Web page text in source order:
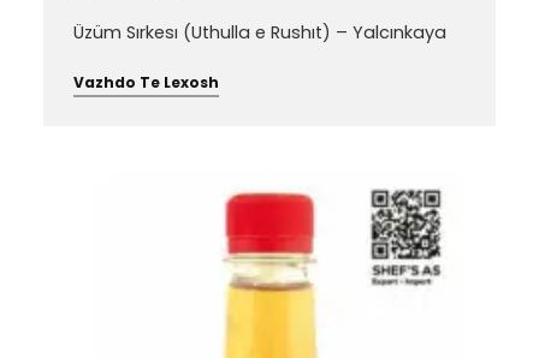
Üzüm Sırkesı (Uthulla e Rushıt) – Yalcınkaya
Vazhdo Te Lexosh